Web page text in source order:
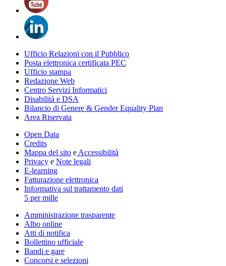
Ufficio Relazioni con il Pubblico
Posta elettronica certificata PEC
Ufficio stampa
Redazione Web
Centro Servizi Informatici
Disabilità e DSA
Bilancio di Genere & Gender Equality Plan
Area Riservata
Open Data
Credits
Mappa del sito e Accessibilità
Privacy e Note legali
E-learning
Fatturazione elettronica
Informativa sul trattamento dati
5 per mille
Amministrazione trasparente
Albo online
Atti di notifica
Bollettino ufficiale
Bandi e gare
Concorsi e selezioni